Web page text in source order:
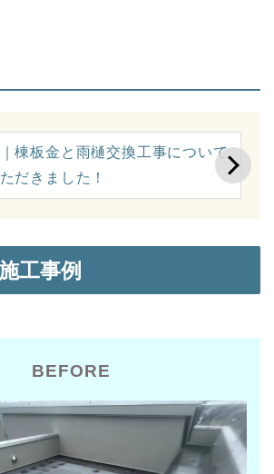
棟板金と雨樋交換工事について
だきました！
工事例
BEFORE